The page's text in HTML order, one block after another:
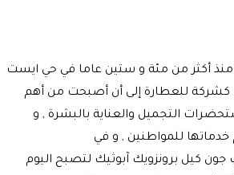
منذ أكثر من مئة و ستين عاما في حي ايست
كشركة للعطارة إلى أن أصبحت من أهم
التجميل والعناية بالبشرة , و
بتقديم خدماتها للمواطنين , و في
جون كيل برونزويك آبوثيك لتصبح اليوم